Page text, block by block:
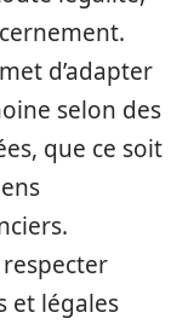
d’adapter
selon des
que ce soit
et légales